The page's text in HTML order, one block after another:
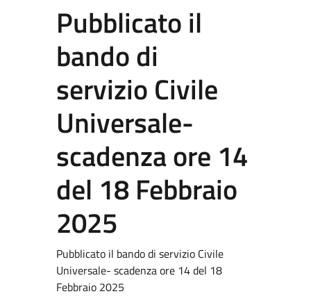
Pubblicato il
bando di
servizio Civile
Universale-
scadenza ore 14
del 18 Febbraio
2025
Pubblicato il bando di servizio Civile
Universale- scadenza ore 14 del 18
Febbraio 2025